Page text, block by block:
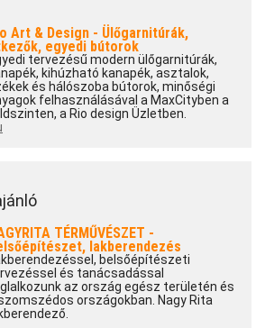
Art & Design - Ülőgarnitúrák,
egyedi bútorok
tervezésű modern ülőgarnitúrák,
kihúzható kanapék, asztalok,
és hálószoba bútorok, minőségi
felhasználásával a MaxCityben a
a Rio design Üzletben.
TÉRMŰVÉSZET -
lakberendezés
belsőépítészeti
és tanácsadással
az ország egész területén és
országokban. Nagy Rita